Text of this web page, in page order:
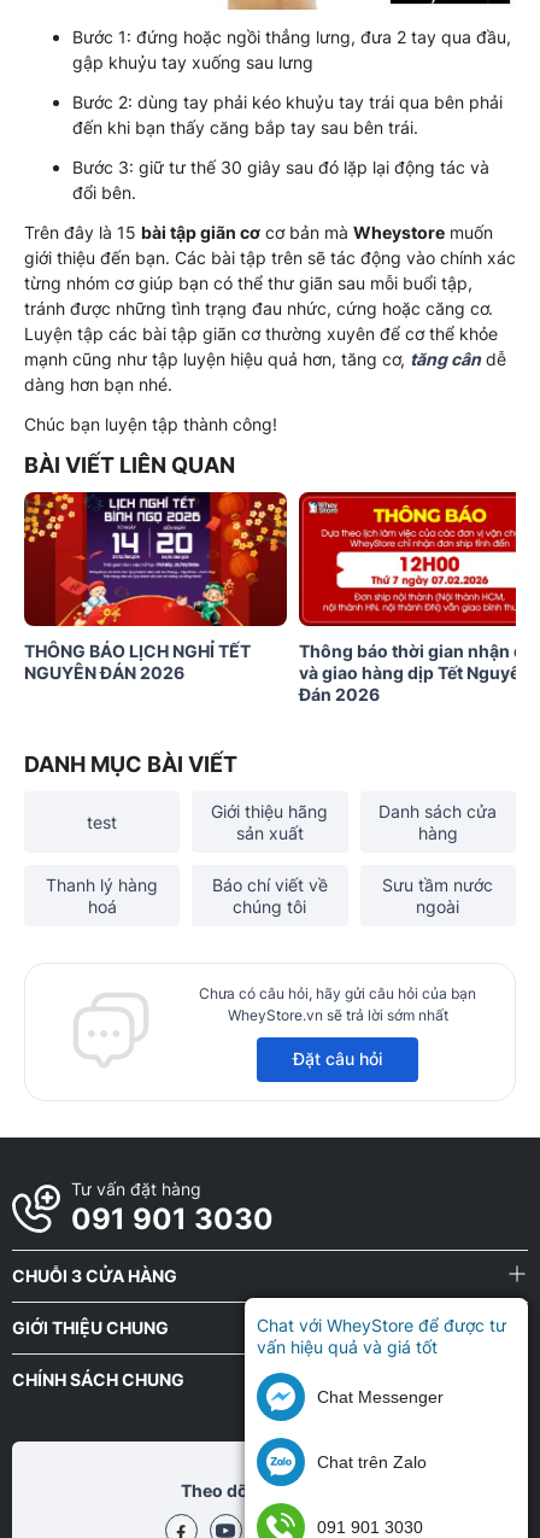
Bước 1: đứng hoặc ngồi thẳng lưng, đưa 2 tay qua đầu,
gập khuỷu tay xuống sau lưng
Bước 2: dùng tay phải kéo khuỷu tay trái qua bên phải
đến khi bạn thấy căng bắp tay sau bên trái.
Bước 3: giữ tư thế 30 giây sau đó lặp lại động tác và
đổi bên.
Trên đây là 15 bài tập giãn cơ cơ bản mà Wheystore muốn
giới thiệu đến bạn. Các bài tập trên sẽ tác động vào chính xác
từng nhóm cơ giúp bạn có thể thư giãn sau mỗi buổi tập,
tránh được những tình trạng đau nhức, cứng hoặc căng cơ.
Luyện tập các bài tập giãn cơ thường xuyên để cơ thể khỏe
mạnh cũng như tập luyện hiệu quả hơn, tăng cơ, tăng cândễ
dàng hơn bạn nhé.
Chúc bạn luyện tập thành công!
BÀI VIẾT LIÊN QUAN
THÔNG BÁO LỊCH NGHỈ TẾT
NGUYÊN ĐÁN 2026
Thông báo thời gian nhận
và giao hàng dịp Tết Nguyên
Đán 2026
DANH MỤC BÀI VIẾT
test
Giới thiệu hãng
sản xuất
Danh sách cửa
hàng
Thanh lý hàng
hoá
Báo chí viết về
chúng tôi
Sưu tầm nước
ngoài
Chưa có câu hỏi, hãy gửi câu hỏi của bạn
WheyStore.vn sẽ trả lời sớm nhất
Đặt câu hỏi
Tư vấn đặt hàng
091 901 3030
CHUỖI 3 CỬA HÀNG
GIỚI THIỆU CHUNG
CHÍNH SÁCH CHUNG
Theo dõi chũng tôi tại
Chat với WheyStore để được tư
vấn hiệu quả và giá tốt
Chat Messenger
Chat trên Zalo
091 901 3030